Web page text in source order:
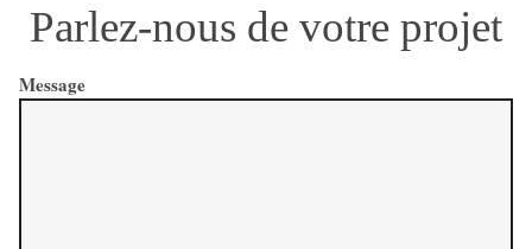
Parlez-nous de votre projet
Message